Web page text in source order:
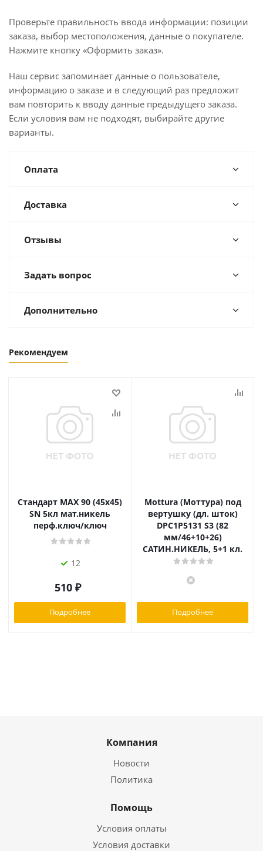
Проверьте правильность ввода информации: позиции
заказа, выбор местоположения, данные о покупателе.
Нажмите кнопку «Оформить заказ».
Наш сервис запоминает данные о пользователе,
информацию о заказе и в следующий раз предложит
вам повторить к вводу данные предыдущего заказа.
Если условия вам не подходят, выбирайте другие
варианты.
Оплата
Доставка
Отзывы
Задать вопрос
Дополнительно
Рекомендуем
Стандарт MAX 90 (45х45)
SN 5кл мат.никель
перф.ключ/ключ
12
510 ₽
Подробнее
Mottura (Моттура) под
вертушку (дл. шток)
DPC1P5131 S3 (82
мм/46+10+26)
САТИН.НИКЕЛЬ, 5+1 кл.
Подробнее
Компания
Новости
Политика
Помощь
Условия оплаты
Условия доставки